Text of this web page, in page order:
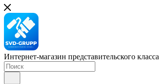
Интернет-магазин представительского класса